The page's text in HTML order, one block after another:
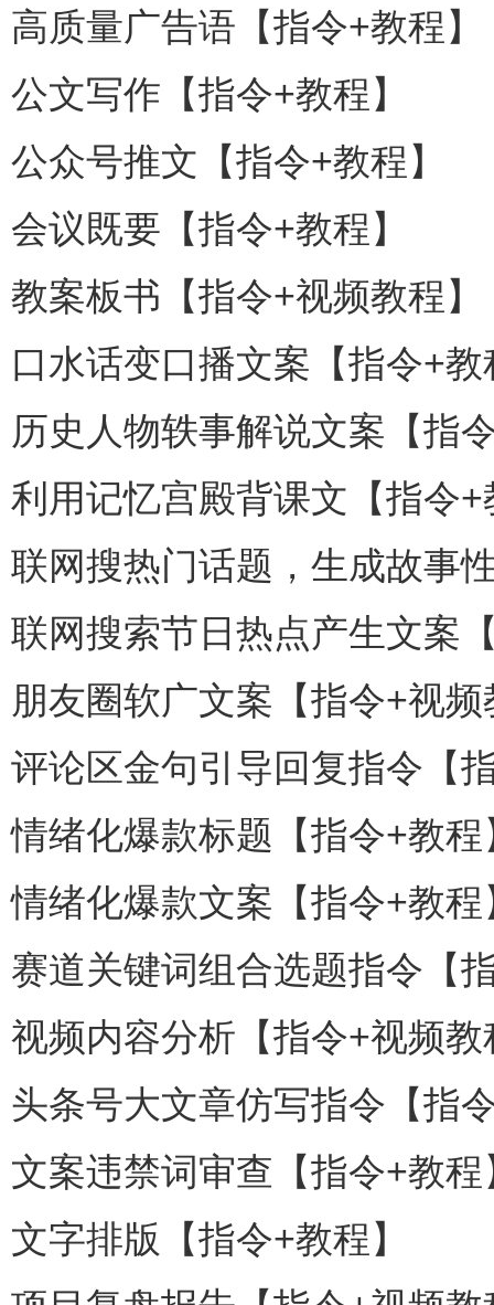
高质量广告语【指令+教程】
公文写作【指令+教程】
公众号推文【指令+教程】
会议既要【指令+教程】
教案板书【指令+视频教程】
口水话变口播文案【指令+教
历史人物轶事解说文案【指
利用记忆宫殿背课文【指令+
联网搜热门话题，生成故事
联网搜索节日热点产生文案
朋友圈软广文案【指令+视频
评论区金句引导回复指令【
情绪化爆款标题【指令+教程
情绪化爆款文案【指令+教程
赛道关键词组合选题指令【
视频内容分析【指令+视频教
头条号大文章仿写指令【指
文案违禁词审查【指令+教程
文字排版【指令+教程】